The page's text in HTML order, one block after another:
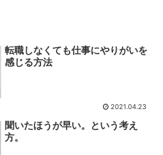
転職しなくても仕事にやりがいを
感じる方法
2021.04.23
聞いたほうが早い。という考え
方。